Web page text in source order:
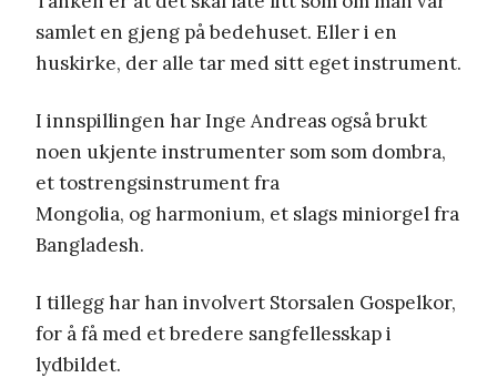
samlet en gjeng på bedehuset. Eller i en
huskirke, der alle tar med sitt eget instrument.
I innspillingen har Inge Andreas også brukt
noen ukjente instrumenter som som dombra,
et tostrengsinstrument fra
Mongolia, og harmonium, et slags miniorgel fra
Bangladesh.
I tillegg har han involvert Storsalen Gospelkor,
for å få med et bredere sangfellesskap i
lydbildet.